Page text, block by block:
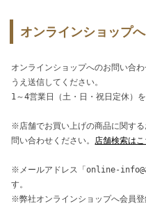
オンラインショップ
オンラインショップへのお問い合
うえ送信してください。
1～4営業日（土・日・祝日定休）
※店舗でお買い上げの商品に関す
問い合わせください。 店舗検索はこ
※メールアドレス「online-
す。
※弊社オンラインショップへ会員